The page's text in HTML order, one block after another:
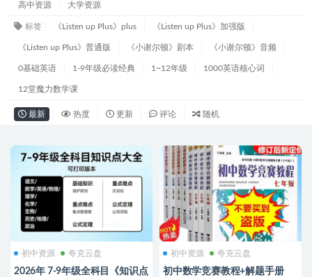
高中资源 大学资源
标签 《Listen up Plus》plus 《Listen up Plus》加强版
《Listen up Plus》普通版 《小谢尔顿》剧本 《小谢尔顿》音频
0基础英语 1-9年级必读经典 1~12年级 1000英语核心词
12堂魔力数学课
最新 热度 更新 评论 随机
初中资源 夸克云盘
2026年 7-9年级全科目《知识点
初中资源 夸克云盘
初中数学竞赛教程+解题手册